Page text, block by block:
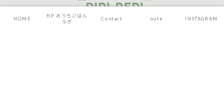
HOME
HP おうちごはん
ラボ
Contact note INSTAGRAM